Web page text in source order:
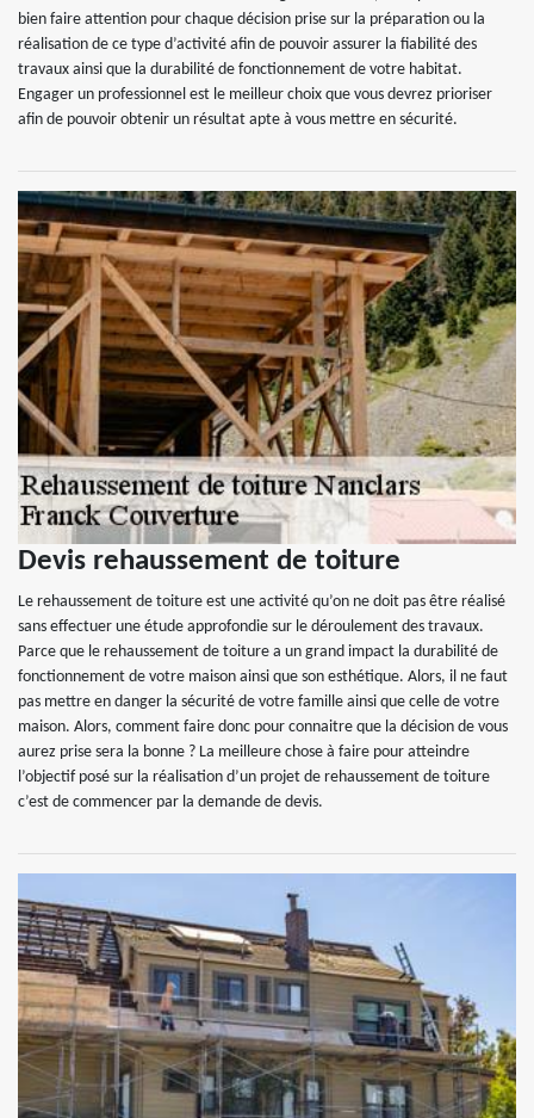
bien faire attention pour chaque décision prise sur la préparation ou la
réalisation de ce type d’activité afin de pouvoir assurer la fiabilité des
travaux ainsi que la durabilité de fonctionnement de votre habitat.
Engager un professionnel est le meilleur choix que vous devrez prioriser
afin de pouvoir obtenir un résultat apte à vous mettre en sécurité.
Devis rehaussement de toiture
Le rehaussement de toiture est une activité qu’on ne doit pas être réalisé
sans effectuer une étude approfondie sur le déroulement des travaux.
Parce que le rehaussement de toiture a un grand impact la durabilité de
fonctionnement de votre maison ainsi que son esthétique. Alors, il ne faut
pas mettre en danger la sécurité de votre famille ainsi que celle de votre
maison. Alors, comment faire donc pour connaitre que la décision de vous
aurez prise sera la bonne ? La meilleure chose à faire pour atteindre
l’objectif posé sur la réalisation d’un projet de rehaussement de toiture
c’est de commencer par la demande de devis.